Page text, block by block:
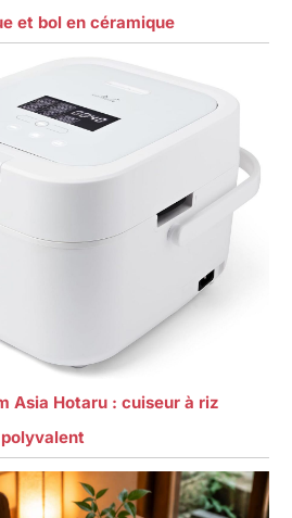
et bol en céramique
Asia Hotaru : cuiseur à riz